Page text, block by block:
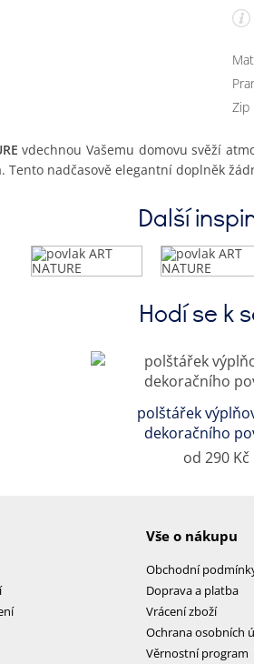
Zip
vdechnou Vašemu domovu svěží
Tento nadčasově elegantní doplněk
Další
Hodí se k
polštářek
dekoračního
od 290 Kč
Vše o nákupu
Obchodní
Doprava a platba
Vrácení zboží
Ochrana osobních
Věrnostní program